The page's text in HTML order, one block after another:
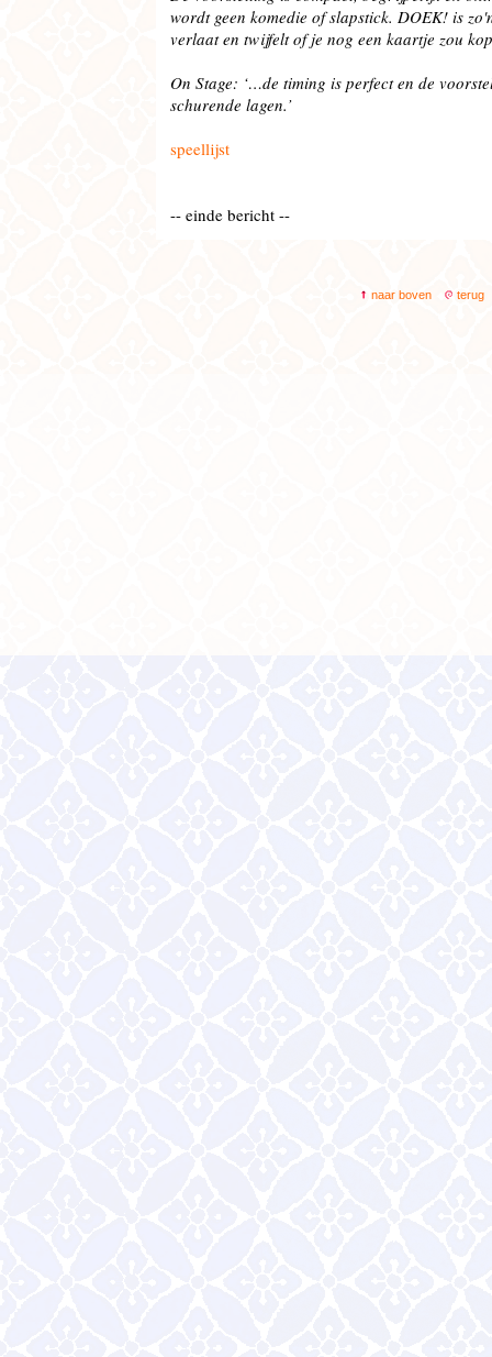
wordt geen komedie of slapstick. DOEK! is
verlaat en twijfelt of je nog een kaartje zou
On Stage: ‘…de timing is perfect en de
schurende lagen.’
speellijst
-- einde bericht --
naar boven terug